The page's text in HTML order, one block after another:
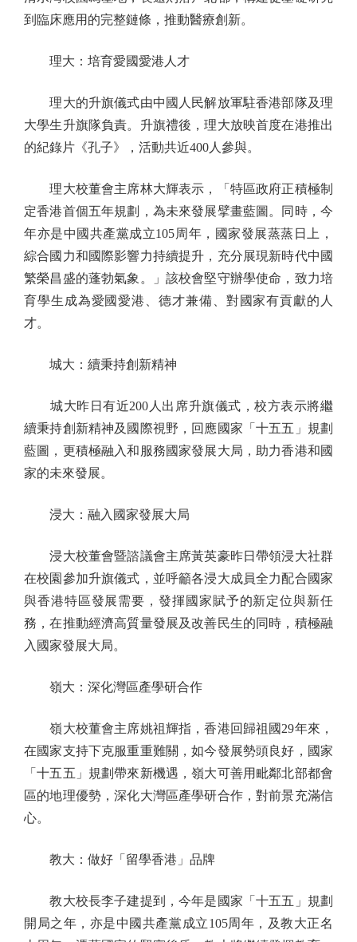
到臨床應用的完整鏈條，推動醫療創新。
理大：培育愛國愛港人才
理大的升旗儀式由中國人民解放軍駐香港部隊及理
大學生升旗隊負責。升旗禮後，理大放映首度在港推出
的紀錄片《孔子》，活動共近400人參與。
理大校董會主席林大輝表示，「特區政府正積極制
定香港首個五年規劃，為未來發展擘畫藍圖。同時，今
年亦是中國共產黨成立105周年，國家發展蒸蒸日上，
綜合國力和國際影響力持續提升，充分展現新時代中國
繁榮昌盛的蓬勃氣象。」該校會堅守辦學使命，致力培
育學生成為愛國愛港、德才兼備、對國家有貢獻的人
才。
城大：續秉持創新精神
城大昨日有近200人出席升旗儀式，校方表示將繼
續秉持創新精神及國際視野，回應國家「十五五」規劃
藍圖，更積極融入和服務國家發展大局，助力香港和國
家的未來發展。
浸大：融入國家發展大局
浸大校董會暨諮議會主席黃英豪昨日帶領浸大社群
在校園參加升旗儀式，並呼籲各浸大成員全力配合國家
與香港特區發展需要，發揮國家賦予的新定位與新任
務，在推動經濟高質量發展及改善民生的同時，積極融
入國家發展大局。
嶺大：深化灣區產學研合作
嶺大校董會主席姚祖輝指，香港回歸祖國29年來，
在國家支持下克服重重難關，如今發展勢頭良好，國家
「十五五」規劃帶來新機遇，嶺大可善用毗鄰北部都會
區的地理優勢，深化大灣區產學研合作，對前景充滿信
心。
教大：做好「留學香港」品牌
教大校長李子建提到，今年是國家「十五五」規劃
開局之年，亦是中國共產黨成立105周年，及教大正名